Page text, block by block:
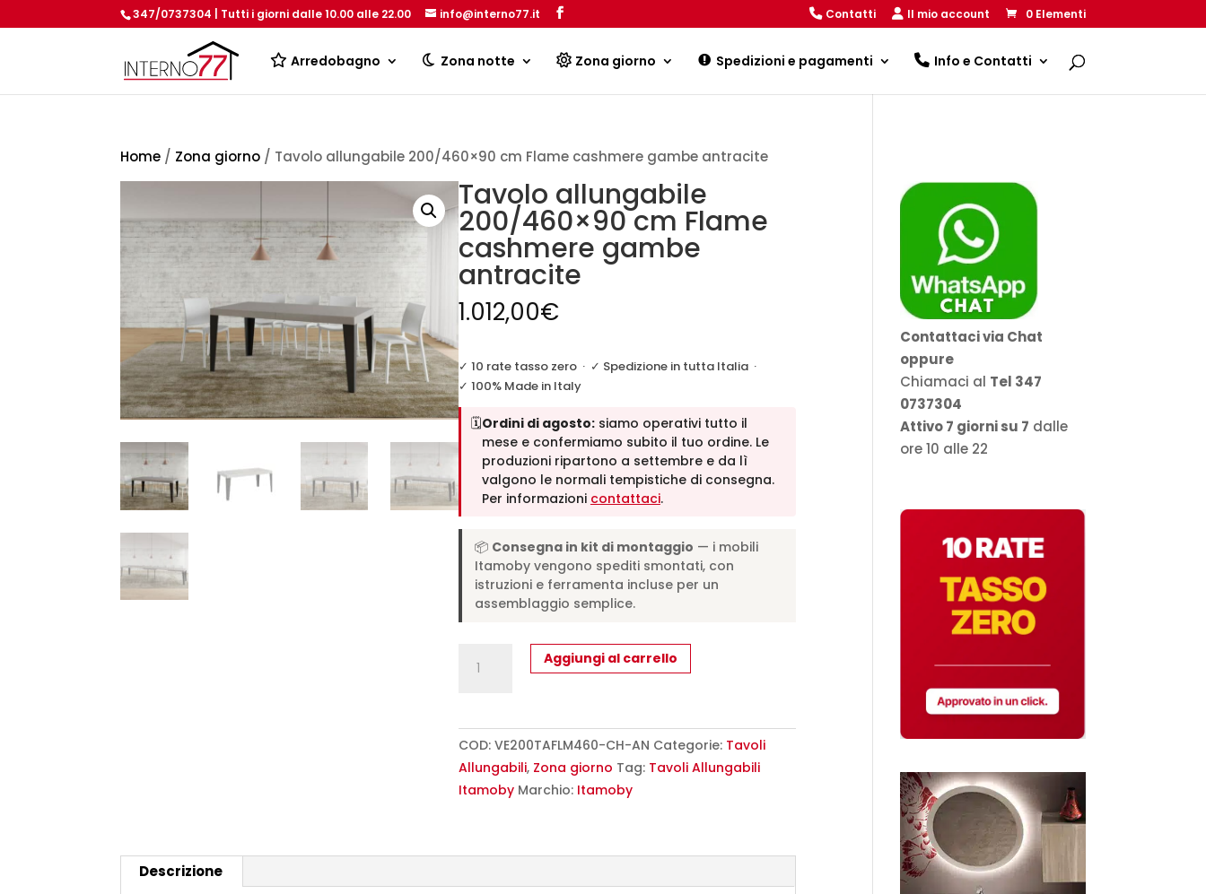
347/0737304 | Tutti i giorni dalle 10.00 alle 22.00 info@interno77.it Contatti Il mio account 0 Elementi
Arredobagno Zona notte Zona giorno Spedizioni e pagamenti Info e Contatti
Products
Home / Zona giorno / Tavolo allungabile 200/460×90 cm Flame cashmere gambe antracite
Tavolo allungabile
200/460×90 cm Flame
cashmere gambe
antracite
1.012,00€
✓ 10 rate tasso zero· ✓ Spedizione in tutta Italia·
✓ 100% Made in Italy
🗓️Ordini di agosto:siamo operativi tutto il
mese e confermiamo subito il tuo ordine. Le
produzioni ripartono a settembre e da lì
valgono le normali tempistiche di consegna.
Per informazioni contattaci.
📦 Consegna in kit di montaggio — i mobili
Itamoby vengono spediti smontati, con
istruzioni e ferramenta incluse per un
assemblaggio semplice.
allungabile
Flame
cashmere
gambe
Aggiungi al carrello
COD: VE200TAFLM460-CH-AN Categorie: Tavoli
Allungabili, Zona giorno Tag: Tavoli Allungabili
Itamoby Marchio: Itamoby
Descrizione
Contattaci via Chat
oppure
Chiamaci al Tel 347
0737304
Attivo 7 giorni su 7 dalle
ore 10 alle 22